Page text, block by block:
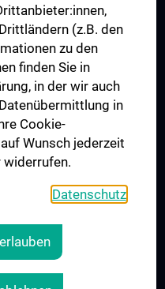
(z.B. den
zu den
finden Sie in
in der wir auch
in
Cookie-
Wunsch jederzeit
widerrufen.
Datenschutz